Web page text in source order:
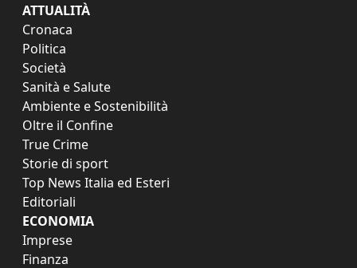
ATTUALITÀ
Cronaca
Politica
Società
Sanità e Salute
Ambiente e Sostenibilità
Oltre il Confine
True Crime
Storie di sport
Top News Italia ed Esteri
Editoriali
ECONOMIA
Imprese
Finanza